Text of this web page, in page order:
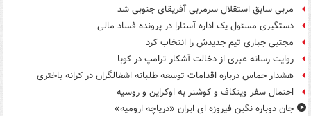
مربی سابق استقلال سرمربی آفریقای جنوبی شد
دستگیری مسئول یک اداره آستارا در پرونده فساد مالی
مجتبی جباری تیم جدیدش را انتخاب کرد
روایت رسانه عبری از دخالت آشکار ترامپ در کوبا
هشدار حماس درباره اقدامات توسعه طلبانه اشغالگران در کرانه باختری
احتمال سفر ویتکاف و کوشنر به اوکراین و روسیه
جان دوباره نگین فیروزه ای ایران «دریاچه ارومیه»